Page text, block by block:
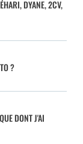
DYANE, 2CV,
?
DONT J'AI